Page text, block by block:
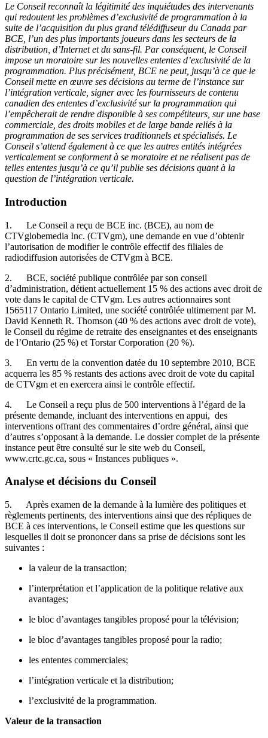
Le Conseil reconnaît la légitimité des inquiétudes des intervenants
qui redoutent les problèmes d’exclusivité de programmation à la
suite de l’acquisition du plus grand télédiffuseur du Canada par
BCE, l’un des plus importants joueurs dans les secteurs de la
distribution, d’Internet et du sans-fil. Par conséquent, le Conseil
impose un moratoire sur les nouvelles ententes d’exclusivité de la
programmation. Plus précisément, BCE ne peut, jusqu’à ce que le
Conseil mette en œuvre ses décisions au terme de l’instance sur
l’intégration verticale, signer avec les fournisseurs de contenu
canadien des ententes d’exclusivité sur la programmation qui
l’empêcherait de rendre disponible à ses compétiteurs, sur une base
commerciale, des droits mobiles et de large bande reliés à la
programmation de ses services traditionnels et spécialisés. Le
Conseil s’attend également à ce que les autres entités intégrées
verticalement se conforment à se moratoire et ne réalisent pas de
telles ententes jusqu’à ce qu’il publie ses décisions quant à la
question de l’intégration verticale.
Introduction
1. Le Conseil a reçu de BCE inc. (BCE), au nom de
CTVglobemedia Inc. (CTVgm), une demande en vue d’obtenir
l’autorisation de modifier le contrôle effectif des filiales de
radiodiffusion autorisées de CTVgm à BCE.
2. BCE, société publique contrôlée par son conseil
d’administration, détient actuellement 15 % des actions avec droit de
vote dans le capital de CTVgm. Les autres actionnaires sont
1565117 Ontario Limited, une société contrôlée ultimement par M.
David Kenneth R. Thomson (40 % des actions avec droit de vote),
le Conseil du régime de retraite des enseignantes et des enseignants
de l’Ontario (25 %) et Torstar Corporation (20 %).
3. En vertu de la convention datée du 10 septembre 2010, BCE
acquerra les 85 % restants des actions avec droit de vote du capital
de CTVgm et en exercera ainsi le contrôle effectif.
4. Le Conseil a reçu plus de 500 interventions à l’égard de la
présente demande, incluant des interventions en appui, des
interventions offrant des commentaires d’ordre général, ainsi que
d’autres s’opposant à la demande. Le dossier complet de la présente
instance peut être consulté sur le site web du Conseil,
www.crtc.gc.ca, sous « Instances publiques ».
Analyse et décisions du Conseil
5. Après examen de la demande à la lumière des politiques et
règlements pertinents, des interventions ainsi que des répliques de
BCE à ces interventions, le Conseil estime que les questions sur
lesquelles il doit se prononcer dans sa prise de décisions sont les
suivantes :
la valeur de la transaction;
l’interprétation et l’application de la politique relative aux
avantages;
le bloc d’avantages tangibles proposé pour la télévision;
le bloc d’avantages tangibles proposé pour la radio;
les ententes commerciales;
l’intégration verticale et la distribution;
l’exclusivité de la programmation.
Valeur de la transaction